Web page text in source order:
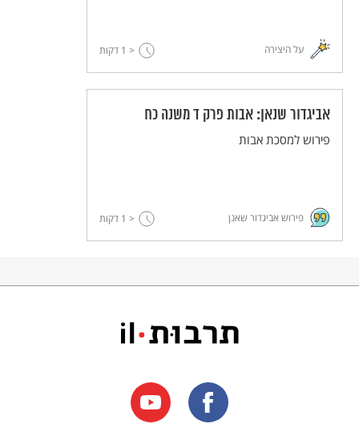
על היצירה < 1 דקות
אביגדור שנאן: אבות פרק ד משנה כח
פירוש למסכת אבות
פירוש אביגדור שאנן < 1 דקות